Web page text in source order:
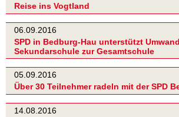
Reise ins Vogtland
06.09.2016
SPD in Bedburg-Hau unterstützt
Sekundarschule zur Gesamtschule
05.09.2016
Über 30 Teilnehmer radeln mit der SPD
14.08.2016